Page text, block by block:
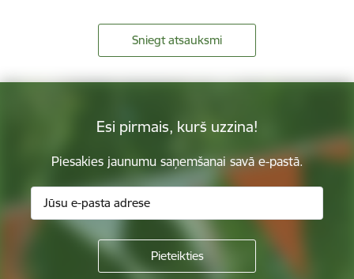
Sniegt atsauksmi
Esi pirmais, kurš uzzina!
Piesakies jaunumu saņemšanai savā e-pastā.